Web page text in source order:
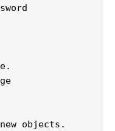
objects.